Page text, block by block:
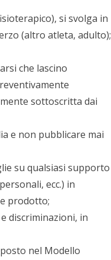
si svolga in
(altro atleta, adulto);
che lascino
sottoscritta dai
e non pubblicare mai
su qualsiasi supporto
ecc.) in
prodotto;
discriminazioni, in
nel Modello